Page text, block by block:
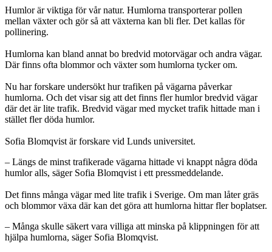
Humlor är viktiga för vår natur. Humlorna transporterar pollen
mellan växter och gör så att växterna kan bli fler. Det kallas för
pollinering.
Humlorna kan bland annat bo bredvid motorvägar och andra vägar.
Där finns ofta blommor och växter som humlorna tycker om.
Nu har forskare undersökt hur trafiken på vägarna påverkar
humlorna. Och det visar sig att det finns fler humlor bredvid vägar
där det är lite trafik. Bredvid vägar med mycket trafik hittade man i
stället fler döda humlor.
Sofia Blomqvist är forskare vid Lunds universitet.
– Längs de minst trafikerade vägarna hittade vi knappt några döda
humlor alls, säger Sofia Blomqvist i ett pressmeddelande.
Det finns många vägar med lite trafik i Sverige. Om man låter gräs
och blommor växa där kan det göra att humlorna hittar fler boplatser.
– Många skulle säkert vara villiga att minska på klippningen för att
hjälpa humlorna, säger Sofia Blomqvist.